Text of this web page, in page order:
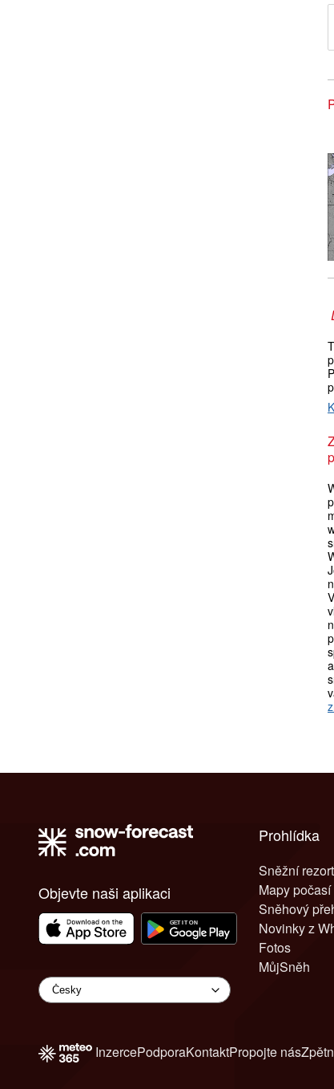
Objevte naši aplikaci
Prohlídka
Sněžní
Mapy počasí
Sněhový
Novinky z
Fotos
MůjSněh
InzercePodporaKontaktPropojte nás